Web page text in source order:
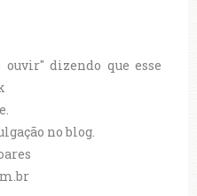
ouvir" dizendo que esse
no blog.